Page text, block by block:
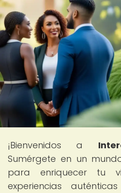
¡Bienvenidos a
Sumérgete en un
para enriquecer tu
experiencias